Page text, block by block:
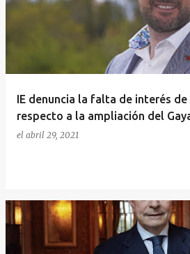
IE denuncia la falta de interés
respecto a la ampliación del
el abril 29, 2021